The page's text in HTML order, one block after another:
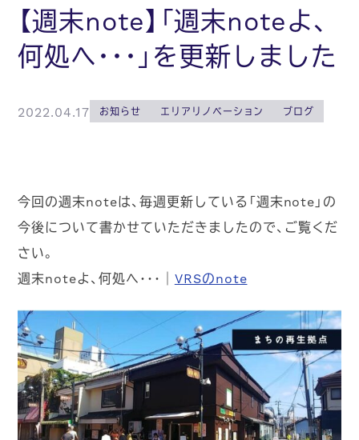
【週末note】「週末noteよ、
何処へ･･･」を更新しました
2022.04.17 お知らせ エリアリノベーション ブログ
今回の週末noteは、毎週更新している「週末note」の
今後について書かせていただきましたので、ご覧くだ
さい。
週末noteよ、何処へ･･･｜ VRSのnote